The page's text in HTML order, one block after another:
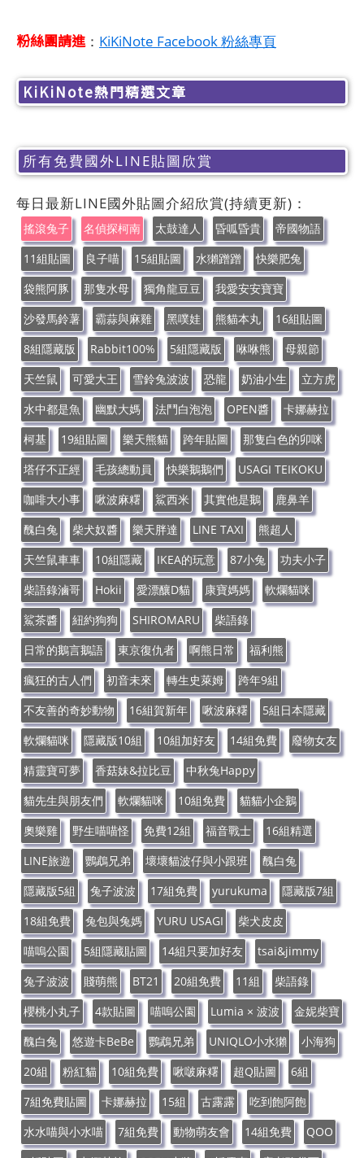
粉絲團請進： KiKiNote Facebook 粉絲專頁
KiKiNote熱門精選文章
所有免費國外LINE貼圖欣賞
每日最新LINE國外貼圖介紹欣賞(持續更新)：
搖滾兔子 名偵探柯南 太鼓達人 昏呱昏貴
帝國物語
11組貼圖
良子喵 15組貼圖 水獺蹭蹭
快樂肥兔
袋熊阿豚
那隻水母 獨角龍豆豆
我愛安安寶寶
沙發馬鈴薯
霸蒜與麻雞 黑噗娃 熊貓本丸
16組貼圖
8組隱藏版
Rabbit100% 5組隱藏版 咻咻熊
母親節
天竺鼠
可愛大王 雪鈴兔波波 恐龍 奶油小生
立方虎
水中都是魚
幽默大媽 法鬥白泡泡 OPEN醬
卡娜赫拉
柯基
19組貼圖 樂天熊貓 跨年貼圖
那隻白色的卯咪
塔仔不正經
毛孩總動員 快樂鵝鵝們
USAGI TEIKOKU
咖啡大小事
啾波麻糬 鯊西米 其實他是鵝
鹿鼻羊
醜白兔
柴犬奴醬 樂天胖達 LINE TAXI
熊超人
天竺鼠車車
10組隱藏 IKEA的玩意 87小兔
功夫小子
柴語錄滷哥
Hokii 愛漂釀D貓 康寶媽媽
軟爛貓咪
鯊茶醬
紐約狗狗 SHIROMARU
柴語錄
日常的鵝言鵝語
東京復仇者 啊熊日常
福利熊
瘋狂的古人們
初音未來 轉生史萊姆
跨年9組
不友善的奇妙動物
16組賀新年 啾波麻糬
5組日本隱藏
軟爛貓咪
隱藏版10組 10組加好友 14組免費
廢物女友
精靈寶可夢
香菇妹&拉比豆
中秋兔Happy
貓先生與朋友們
軟爛貓咪 10組免費
貓貓小企鵝
奧樂雞
野生喵喵怪 免費12組 福音戰士
16組精選
LINE旅遊
鸚鵡兄弟 壞壞貓波仔與小跟班
醜白兔
隱藏版5組
兔子波波 17組免費 yurukuma
隱藏版7組
18組免費
兔包與兔媽 YURU USAGI
柴犬皮皮
喵嗚公園
5組隱藏貼圖 14組只要加好友
tsai&jimmy
兔子波波
賤萌熊 BT21 20組免費 11組
柴語錄
櫻桃小丸子
4款貼圖 喵嗚公園 Lumia × 波波
金妮柴寶
醜白兔
悠遊卡BeBe 鸚鵡兄弟 UNIQLO小水獺
小海狗
20組
粉紅貓 10組免費 啾啵麻糬 超Q貼圖
6組
7組免費貼圖
卡娜赫拉 15組 古露露
吃到飽阿飽
水水喵與小水喵
7組免費 動物萌友會 14組免費
QOO